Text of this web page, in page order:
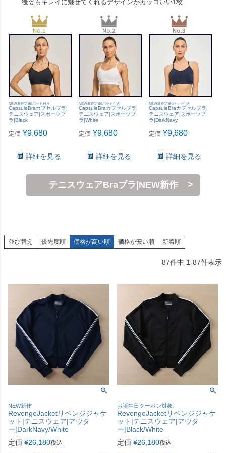
後姿もキレイに魅せてくれるデザインがカッコいい1枚
NEW新作定番|パット付き
CapsuleBraカプセルブラ|
テニスウェア|スポーツブ
ラ|Black
定価 ¥9,680
詳細を見る
NEW新作定番|パット付き
CapsuleBraカプセルブラ|
テニスウェア|スポーツブ
ラ|White
定価 ¥9,680
詳細を見る
NEW新作定番|パット付き
CapsuleBraカプセルブラ|
テニスウェア|スポーツブ
ラ|DarkNavy
定価 ¥9,680
詳細を見る
テニスウェアBraブラ|NEW新作
並び替え 優先度順 価格が高い順 価格が安い順 新着順
87件中 1-87件表示
NEW新作
RevengeJacketリベンジジャケ
ット|テニスウェア|アウタ
ー|DarkNavy/White
定価 ¥26,180税込
お誕生日クーポン対象
RevengeJacketリベンジジャケ
ット|テニスウェア|アウタ
ー|Black/White
定価 ¥26,180税込